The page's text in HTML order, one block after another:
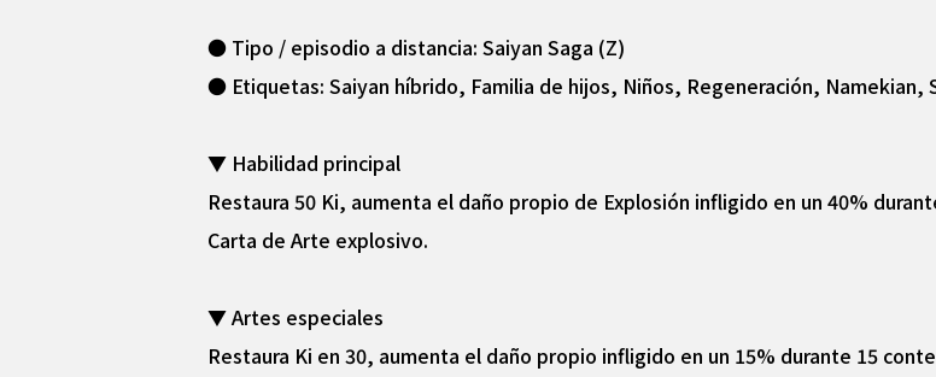
● Tipo / episodio a distancia: Saiyan Saga (Z)
● Etiquetas: Saiyan híbrido, Familia de hijos, Niños, Regeneración, Namekian,
▼ Habilidad principal
Restaura 50 Ki, aumenta el daño propio de Explosión infligido en un 40%
Carta de Arte explosivo.
▼ Artes especiales
Restaura Ki en 30, aumenta el daño propio infligido en un 15% durante 15